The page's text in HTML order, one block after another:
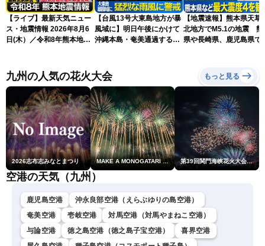
【ライブ】最新天気ニュー
ス・地震情報 2026年8月6
日(木）／令和8年熊本地震
戒 〈ウェザーニュースLiVE
コーヒータイム・魚住茉由
／山口剛央〉
【台風13号大東島地方が暴
風域に】明日午後にかけて
沖縄本島・奄美通過する見
【地震速報】熊本県天草
北地方でM5.1の地震 熊
県や長崎県、鹿児島県で
九州の人気の花火大会 もっと見る
2026志布志みなとまつり MAKE A MONOGATARI 2026 第39回関門海峡花火大会(門司側)
空港の天気（九州）
鹿児島空港
沖永良部空港（えらぶゆりの島空港）
奄美空港
壱岐空港
対馬空港（対馬やまねこ空港）
与論空港
徳之島空港（徳之島子宝空港）
喜界空港